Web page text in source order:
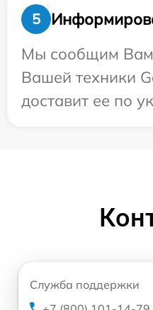
5
Мы сообщим Вам
Вашей техники
доставит ее по
Служба поддержки